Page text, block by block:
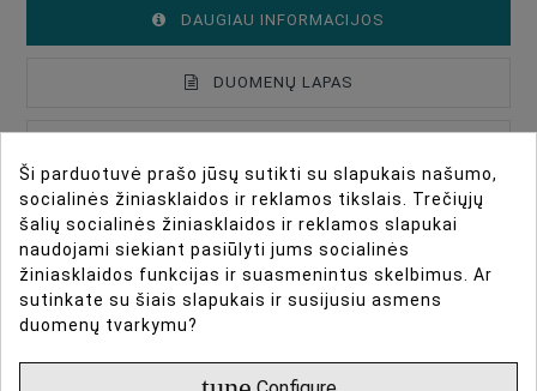
DAUGIAU INFORMACIJOS
DUOMENŲ LAPAS
Type Of Product Lenses
Lens Mount Fuji X
Lens Format Coverage
Introducing the TTArtisan
APS-C 35mm f1.4 Lens
Introducing the TTArtisan APS-C 35mm f1.4 lens
Ši parduotuvė prašo jūsų sutikti su slapukais našumo,
socialinės žiniasklaidos ir reklamos tikslais. Trečiųjų
šalių socialinės žiniasklaidos ir reklamos slapukai
naudojami siekiant pasiūlyti jums socialinės
žiniasklaidos funkcijas ir suasmenintus skelbimus. Ar
sutinkate su šiais slapukais ir susijusiu asmens
duomenų tvarkymu?